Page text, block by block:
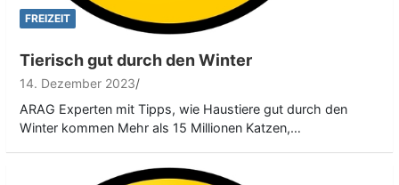
FREIZEIT
Tierisch gut durch den Winter
14. Dezember 2023
ARAG Experten mit Tipps, wie Haustiere gut durch den
Winter kommen Mehr als 15 Millionen Katzen,…